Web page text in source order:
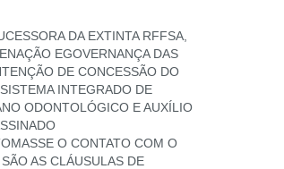
DA EXTINTA RFFSA,
EGOVERNANÇA DAS
DE CONCESSÃO DO
INTEGRADO DE
ODONTOLÓGICO E AUXÍLIO
O CONTATO COM O
AS CLÁUSULAS DE